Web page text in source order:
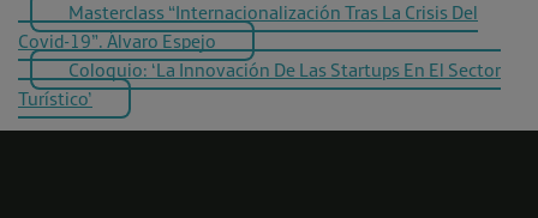
Masterclass “Internacionalización Tras La Crisis Del
Covid-19”. Álvaro Espejo
Coloquio: ‘La Innovación De Las Startups En El Sector
Turístico’